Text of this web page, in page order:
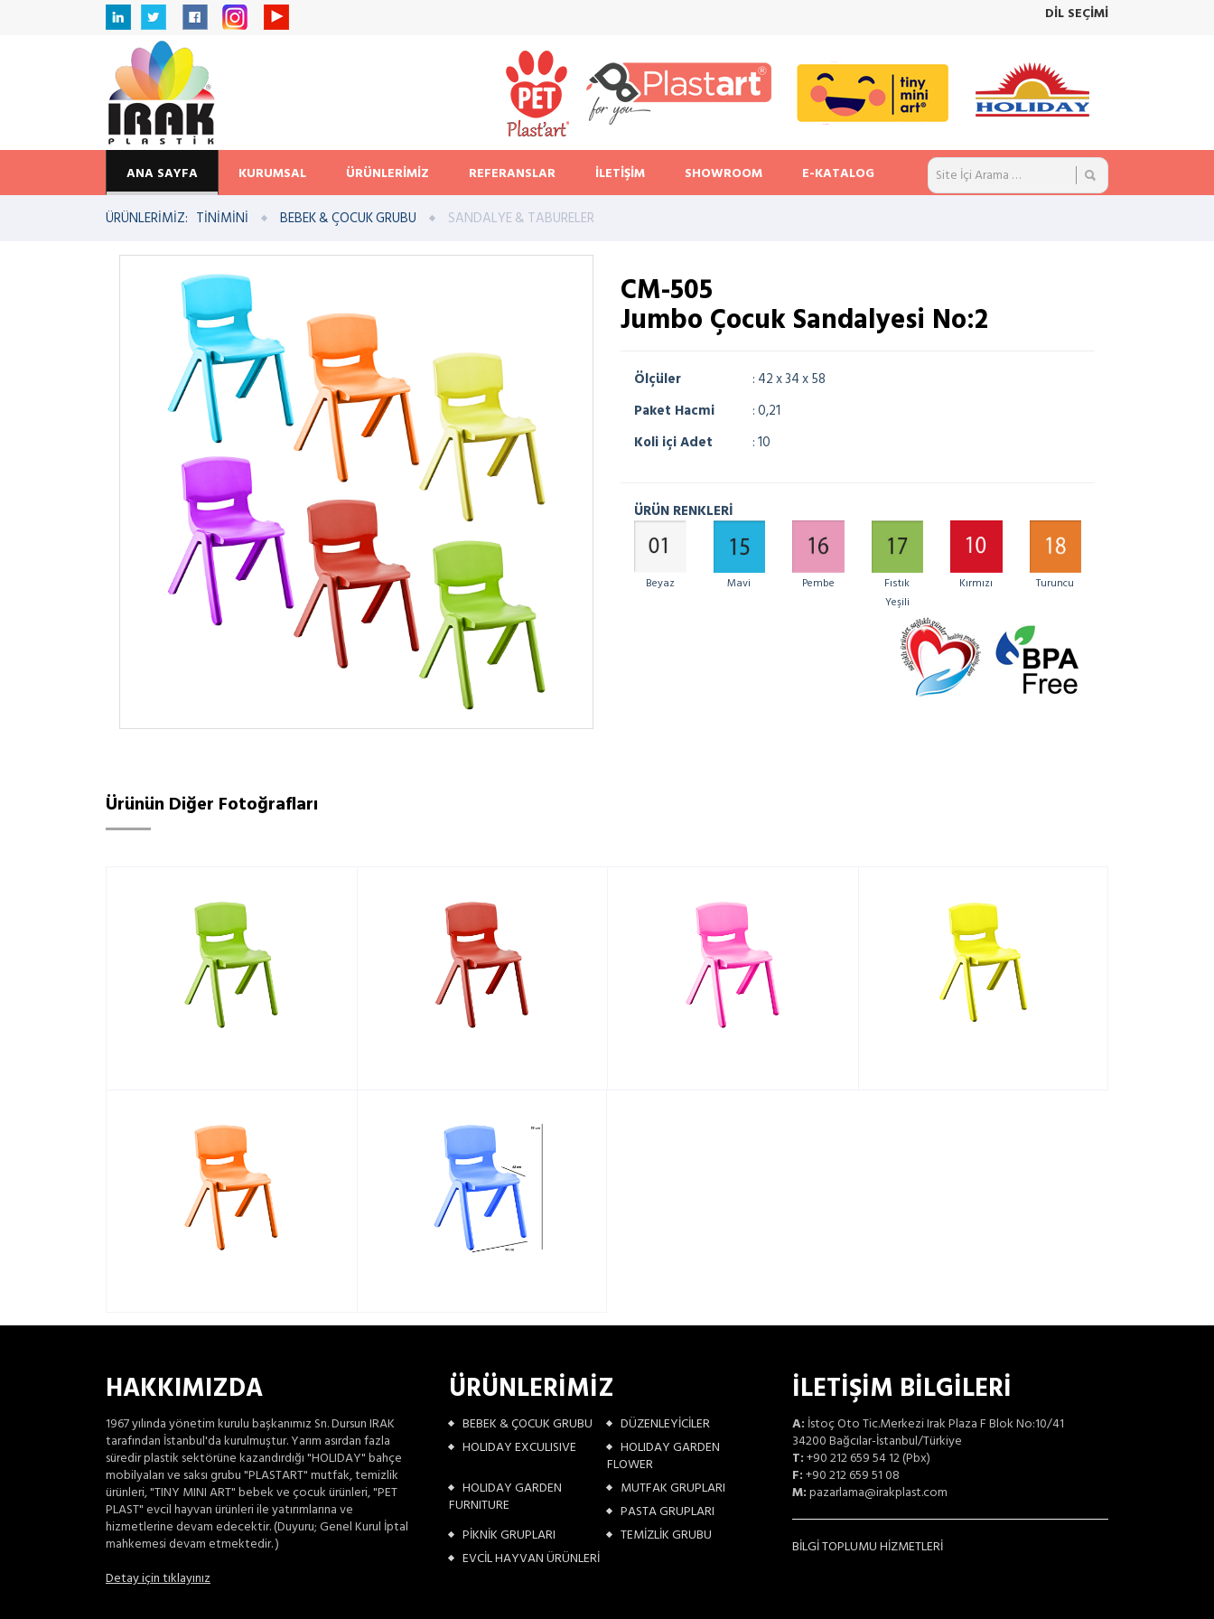
DİL SEÇİMİ
ANA SAYFA KURUMSAL ÜRÜNLERİMİZ REFERANSLAR İLETİŞİM SHOWROOM E-KATALOG
ÜRÜNLERİMİZ: TİNİMİNİ BEBEK & ÇOCUK GRUBU SANDALYE & TABURELER
CM-505
Jumbo Çocuk Sandalyesi No:2
Ölçüler
: 42 x 34 x 58
Paket Hacmi
: 0,21
Koli içi Adet
: 10
ÜRÜN RENKLERİ
Beyaz Mavi Pembe
Fıstık
Yeşili
Kırmızı Turuncu
Ürünün Diğer Fotoğrafları
HAKKIMIZDA
1967 yılında yönetim kurulu başkanımız Sn. Dursun IRAK
tarafından İstanbul'da kurulmuştur. Yarım asırdan fazla
süredir plastik sektörüne kazandırdığı "HOLIDAY" bahçe
mobilyaları ve saksı grubu "PLASTART" mutfak, temizlik
ürünleri, "TINY MINI ART" bebek ve çocuk ürünleri, "PET
PLAST" evcil hayvan ürünleri ile yatırımlarına ve
hizmetlerine devam edecektir. (Duyuru; Genel Kurul İptal
mahkemesi devam etmektedir. )
Detay için tıklayınız
ÜRÜNLERİMİZ
BEBEK & ÇOCUK GRUBU
DÜZENLEYİCİLER
HOLIDAY EXCULISIVE
HOLIDAY GARDEN
FLOWER
HOLIDAY GARDEN
FURNITURE
MUTFAK GRUPLARI
PASTA GRUPLARI
PİKNİK GRUPLARI
TEMİZLİK GRUBU
EVCİL HAYVAN ÜRÜNLERİ
İLETİŞİM BİLGİLERİ
A: İstoç Oto Tic.Merkezi Irak Plaza F Blok No:10/41
34200 Bağcılar-İstanbul/Türkiye
T:+90 212 659 54 12 (Pbx)
F:+90 212 659 51 08
M:pazarlama@irakplast.com
BİLGİ TOPLUMU HİZMETLERİ